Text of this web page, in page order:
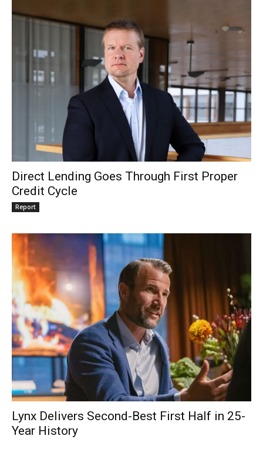
Direct Lending Goes Through First Proper
Credit Cycle
Report
Lynx Delivers Second-Best First Half in 25-
Year History